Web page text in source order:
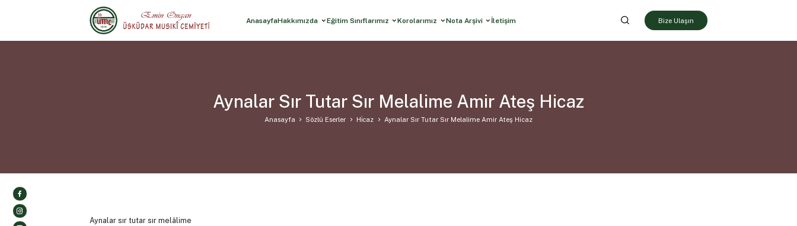
AnasayfaHakkımızda Eğitim Sınıflarımız Korolarımız Nota Arşivi İletişim Bize Ulaşın
Aynalar Sır Tutar Sır Melalime Amir Ateş Hicaz
Anasayfa Sözlü Eserler Hi̇caz Aynalar Sır Tutar Sır Melalime Amir Ateş Hicaz
Aynalar sır tutar sır melâlime